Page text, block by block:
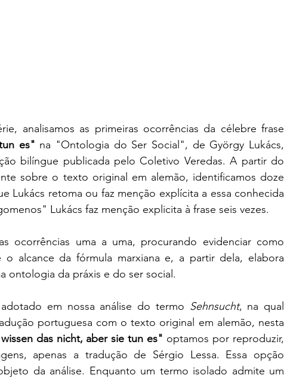
es" na "Ontologia do Ser Social", de György Lukács,
bilíngue publicada pelo Coletivo Veredas. A partir do
sobre o texto original em alemão, identificamos doze
Lukács retoma ou faz menção explícita a essa conhecida
Lukács faz menção explicita à frase seis vezes.
ocorrências uma a uma, procurando evidenciar como
o alcance da fórmula marxiana e, a partir dela, elabora
ontologia da práxis e do ser social.
em nossa análise do termo Sehnsucht, na qual
portuguesa com o texto original em alemão, nesta
das nicht, aber sie tun es" optamos por reproduzir,
apenas a tradução de Sérgio Lessa. Essa opção
da análise. Enquanto um termo isolado admite um